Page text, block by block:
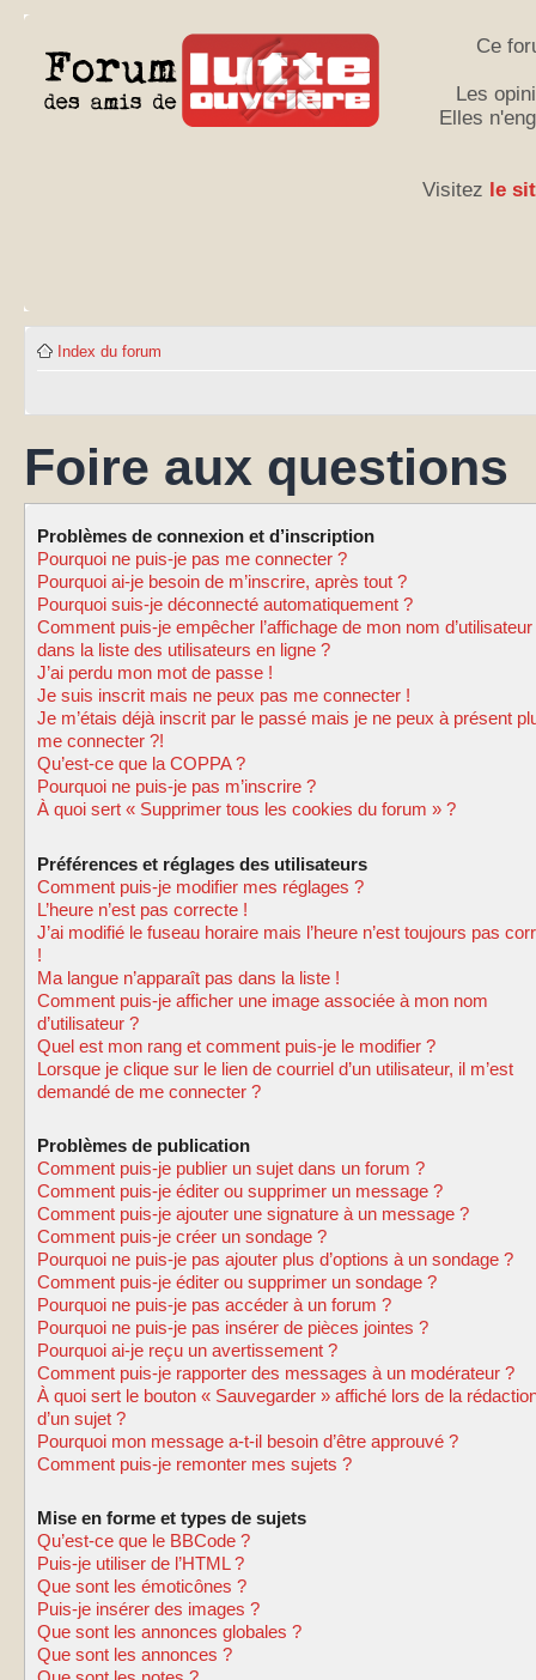
Ce
Les
Elles
Visitez le
Index du forum
Foire aux questions
Problèmes de connexion et d’inscription
Pourquoi ne puis-je pas me connecter ?
Pourquoi ai-je besoin de m’inscrire, après tout ?
Pourquoi suis-je déconnecté automatiquement ?
Comment puis-je empêcher l’affichage de mon nom d’utilisateur
dans la liste des utilisateurs en ligne ?
J’ai perdu mon mot de passe !
Je suis inscrit mais ne peux pas me connecter !
Je m’étais déjà inscrit par le passé mais je ne peux à présent
me connecter ?!
Qu’est-ce que la COPPA ?
Pourquoi ne puis-je pas m’inscrire ?
À quoi sert « Supprimer tous les cookies du forum » ?
Préférences et réglages des utilisateurs
Comment puis-je modifier mes réglages ?
L’heure n’est pas correcte !
J’ai modifié le fuseau horaire mais l’heure n’est toujours pas
!
Ma langue n’apparaît pas dans la liste !
Comment puis-je afficher une image associée à mon nom
d’utilisateur ?
Quel est mon rang et comment puis-je le modifier ?
Lorsque je clique sur le lien de courriel d’un utilisateur, il m’est
demandé de me connecter ?
Problèmes de publication
Comment puis-je publier un sujet dans un forum ?
Comment puis-je éditer ou supprimer un message ?
Comment puis-je ajouter une signature à un message ?
Comment puis-je créer un sondage ?
Pourquoi ne puis-je pas ajouter plus d’options à un sondage ?
Comment puis-je éditer ou supprimer un sondage ?
Pourquoi ne puis-je pas accéder à un forum ?
Pourquoi ne puis-je pas insérer de pièces jointes ?
Pourquoi ai-je reçu un avertissement ?
Comment puis-je rapporter des messages à un modérateur ?
À quoi sert le bouton « Sauvegarder » affiché lors de la
d’un sujet ?
Pourquoi mon message a-t-il besoin d’être approuvé ?
Comment puis-je remonter mes sujets ?
Mise en forme et types de sujets
Qu’est-ce que le BBCode ?
Puis-je utiliser de l’HTML ?
Que sont les émoticônes ?
Puis-je insérer des images ?
Que sont les annonces globales ?
Que sont les annonces ?